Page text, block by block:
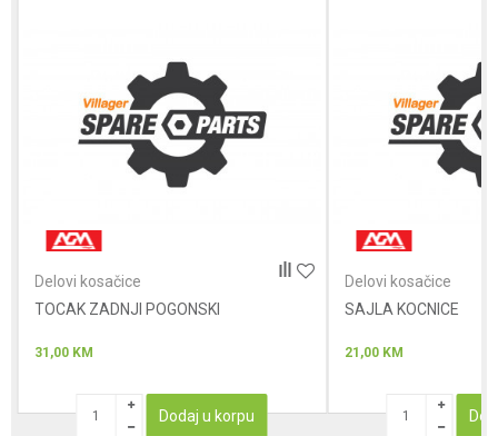
Anti-spam zaštita - izračunajte koliko je 9 - 4 :
Delovi kosačice
TOCAK ZADNJI POGONSKI
31,00 KM
Dodaj u korpu
Delovi kosačice
SAJLA KOCNICE
21,00 KM